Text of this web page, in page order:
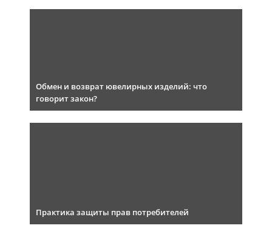
Обмен и возврат ювелирных изделий: что
говорит закон?
Практика защиты прав потребителей